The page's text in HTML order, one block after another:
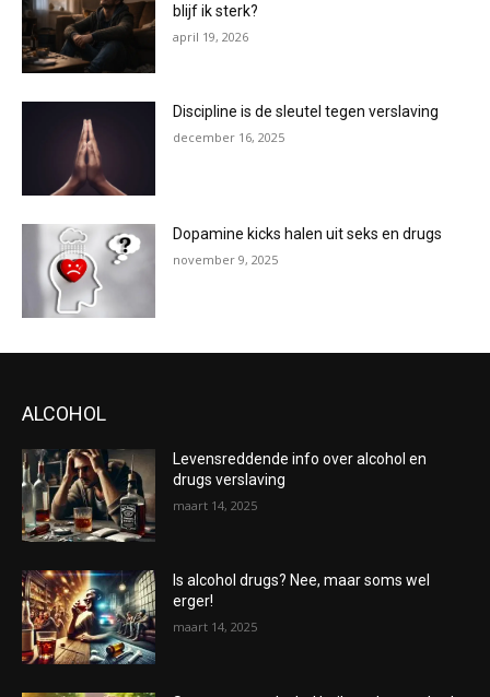
blijf ik sterk?
april 19, 2026
Discipline is de sleutel tegen verslaving
december 16, 2025
Dopamine kicks halen uit seks en drugs
november 9, 2025
ALCOHOL
Levensreddende info over alcohol en
drugs verslaving
maart 14, 2025
Is alcohol drugs? Nee, maar soms wel
erger!
maart 14, 2025